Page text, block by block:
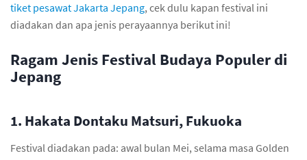
tiket pesawat Jakarta Jepang, cek dulu kapan festival ini
diadakan dan apa jenis perayaannya berikut ini!
Ragam Jenis Festival Budaya Populer di
Jepang
1. Hakata Dontaku Matsuri, Fukuoka
Festival diadakan pada: awal bulan Mei, selama masa Golden